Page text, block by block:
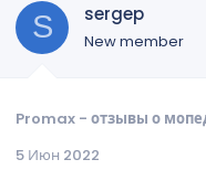
S sergep
New member
Promax - отзывы о
5 Июн 2022